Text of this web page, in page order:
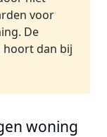
voor
De
hoort dan bij
woning